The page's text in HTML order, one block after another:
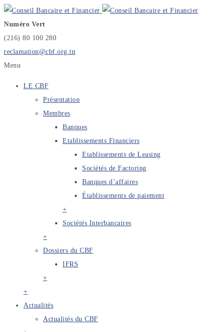
Numéro Vert
(216) 80 100 280
reclamation@cbf.org.tn
Menu
LE CBF
Présentation
Membres
Banques
Etablissements Financiers
Etablissements de Leasing
Sociétés de Factoring
Banques d’affaires
Établissements de paiement
+
Sociétés Interbancaires
+
Dossiers du CBF
IFRS
+
+
Actualités
Actualités du CBF